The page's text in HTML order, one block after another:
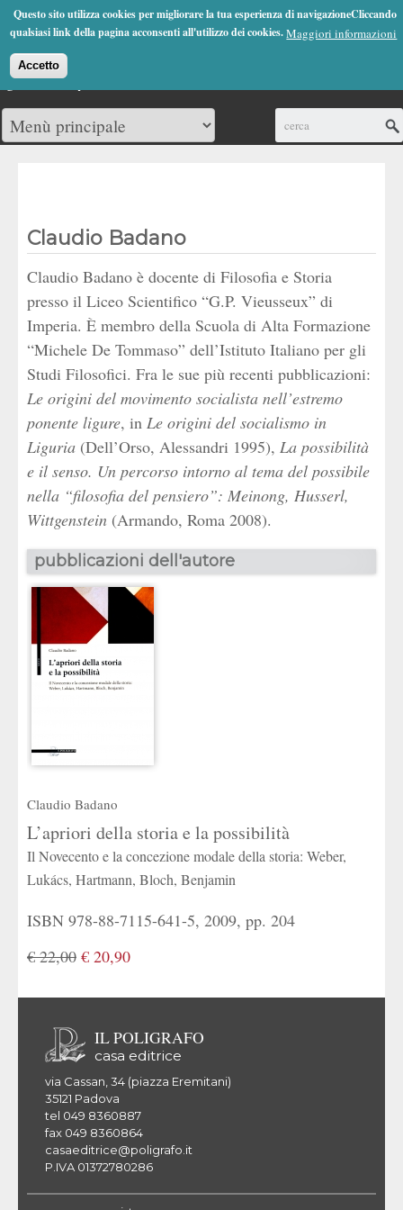
Questo sito utilizza cookies per migliorare la tua esperienza di navigazioneCliccando
qualsiasi link della pagina acconsenti all'utilizzo dei cookies.Maggiori informazioni
Accetto
Jump to Navigation
(0)
Claudio Badano
Claudio Badano è docente di Filosofia e Storia
presso il Liceo Scientifico “G.P. Vieusseux” di
Imperia. È membro della Scuola di Alta Formazione
“Michele De Tommaso” dell’Istituto Italiano per gli
Studi Filosofici. Fra le sue più recenti pubblicazioni:
Le origini del movimento socialista nell’estremo
ponente ligure, in Le origini del socialismo in
Liguria (Dell’Orso, Alessandri 1995), La possibilità
e il senso. Un percorso intorno al tema del possibile
nella “filosofia del pensiero”: Meinong, Husserl,
Wittgenstein (Armando, Roma 2008).
pubblicazioni dell'autore
Claudio Badano
L’apriori della storia e la possibilità
Il Novecento e la concezione modale della storia: Weber,
Lukács, Hartmann, Bloch, Benjamin
ISBN 978-88-7115-641-5, 2009, pp. 204
€ 22,00 € 20,90
IL POLIGRAFO
casa editrice
via Cassan, 34 (piazza Eremitani)
35121 Padova
tel 049 8360887
fax 049 8360864
casaeditrice@poligrafo.it
P.IVA 01372780286